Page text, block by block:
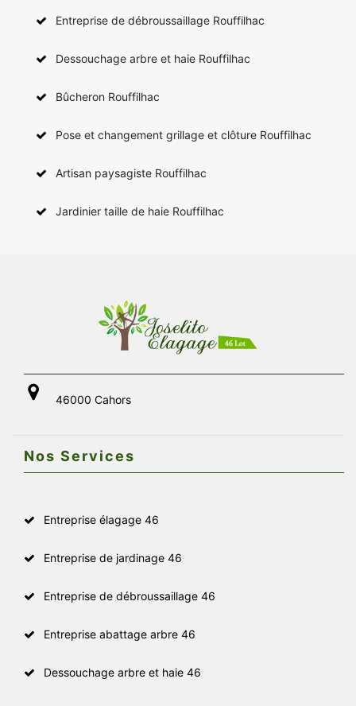
Entreprise de débroussaillage Rouffilhac
Dessouchage arbre et haie Rouffilhac
Bûcheron Rouffilhac
Pose et changement grillage et clôture Rouffilhac
Artisan paysagiste Rouffilhac
Jardinier taille de haie Rouffilhac
46000 Cahors
Nos Services
Entreprise élagage 46
Entreprise de jardinage 46
Entreprise de débroussaillage 46
Entreprise abattage arbre 46
Dessouchage arbre et haie 46